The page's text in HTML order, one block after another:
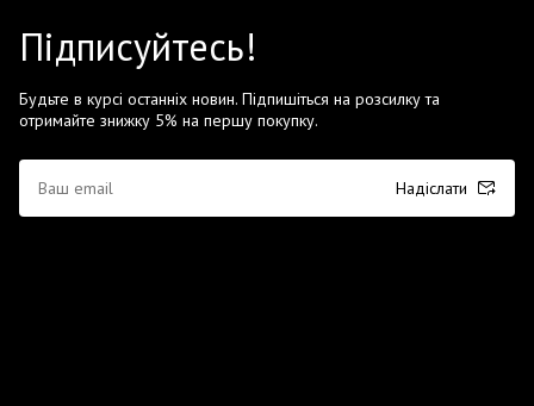
Підписуйтесь!
Будьте в курсі останніх новин. Підпишіться на розсилку та
отримайте знижку 5% на першу покупку.
Надіслати